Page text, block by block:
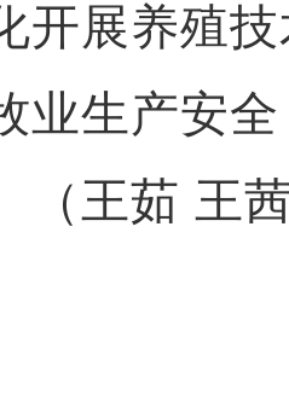
开展养殖
业生产安
（王茹 王